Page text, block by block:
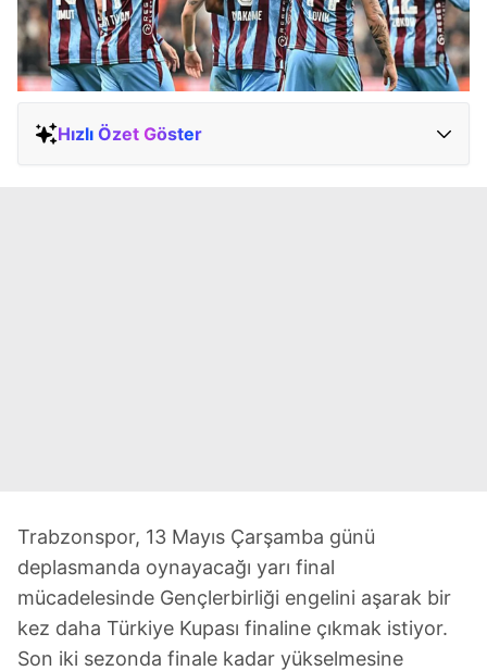
Hızlı Özet Göster
Trabzonspor, 13 Mayıs Çarşamba günü
deplasmanda oynayacağı yarı final
mücadelesinde Gençlerbirliği engelini aşarak bir
kez daha Türkiye Kupası finaline çıkmak istiyor.
Son iki sezonda finale kadar yükselmesine